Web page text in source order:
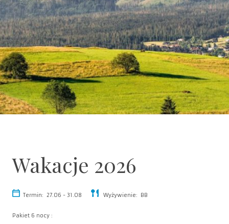
Wakacje 2026
Termin: 27.06 - 31.08 Wyżywienie: BB
Pakiet 6 nocy :